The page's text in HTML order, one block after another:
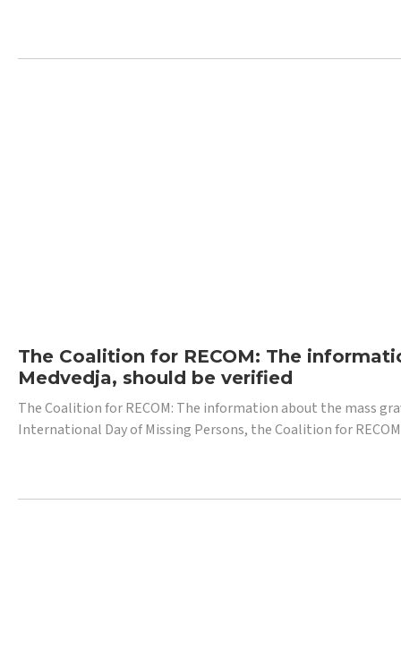
The Coalition for RECOM: The
Medvedja, should be verified
The Coalition for RECOM: The information about the mass
International Day of Missing Persons, the Coalition for